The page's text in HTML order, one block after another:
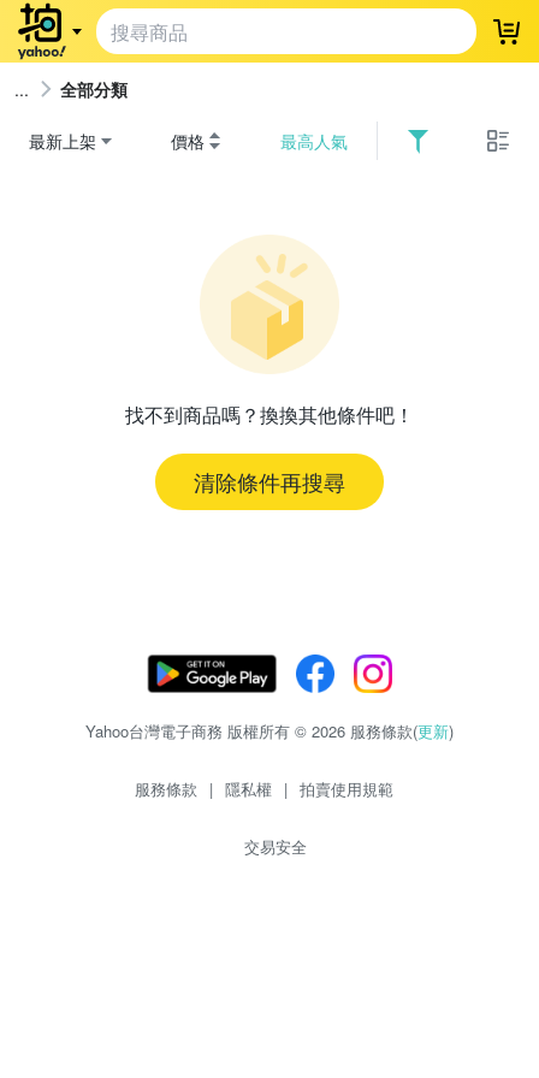
登
全部分類
最新上架 價格 最高人氣
找不到商品嗎？換換其他條件吧！
清除條件再搜尋
Yahoo台灣電子商務 版權所有 © 2026 服務條款(更新)
服務條款 | 隱私權 | 拍賣使用規範
交易安全